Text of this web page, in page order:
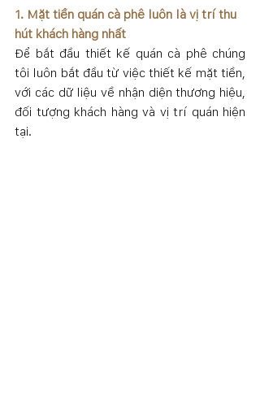
1. Mặt tiền quán cà phê luôn là vị trí thu
hút khách hàng nhất
Để bắt đầu thiết kế quán cà phê chúng
tôi luôn bắt đầu từ việc thiết kế mặt tiền,
với các dữ liệu về nhận diện thương hiệu,
đối tượng khách hàng và vị trí quán hiện
tại.